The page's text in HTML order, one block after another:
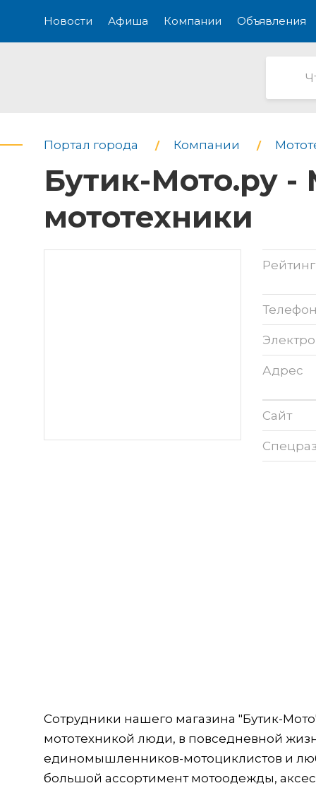
Новости Афиша Компании Объявления
Портал города Компании
Бутик-Мото.ру -
мототехники
Рейтинг
Адрес
Сайт
Сотрудники нашего магазина "Бутик-
мототехникой люди, в повседневной
единомышленников-мотоциклистов и
большой ассортимент мотоодежды,